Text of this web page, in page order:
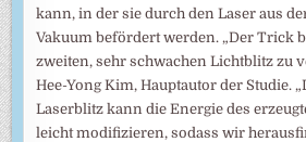
kann, in der sie durch den Laser aus
Vakuum befördert werden. „Der Trick
zweiten, sehr schwachen Lichtblitz zu
Hee-Yong Kim, Hauptautor der Studie.
Laserblitz kann die Energie des
leicht modifizieren, sodass wir